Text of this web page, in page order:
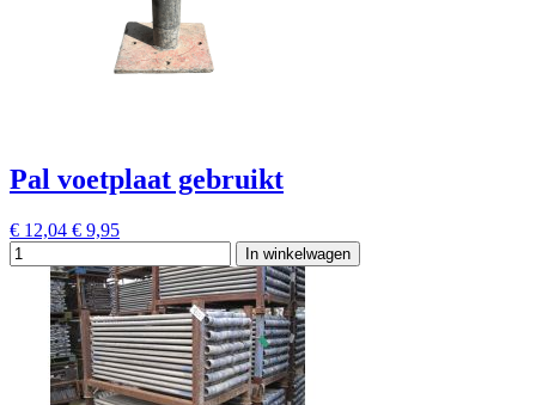
Pal voetplaat gebruikt
€ 12,04 € 9,95
In winkelwagen